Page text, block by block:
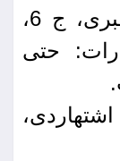
الواعظین، ص 157؛ تاریخ طبری، ج 6،
حتی
اشتهاردی،